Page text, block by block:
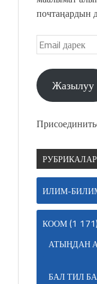
почтаңардын
Жазылуу
РУБРИКАЛАР
ИЛИМ-
КООМ(1 171)
АТЫҢДАН
БАЛ ТИЛ